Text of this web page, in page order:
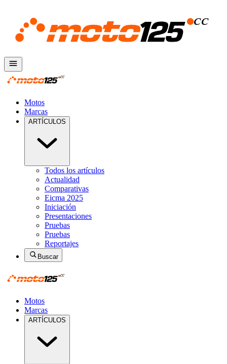
Motos
Marcas
ARTÍCULOS
Todos los artículos
Actualidad
Comparativas
Eicma 2025
Iniciación
Presentaciones
Pruebas
Pruebas
Reportajes
Buscar
Motos
Marcas
ARTÍCULOS